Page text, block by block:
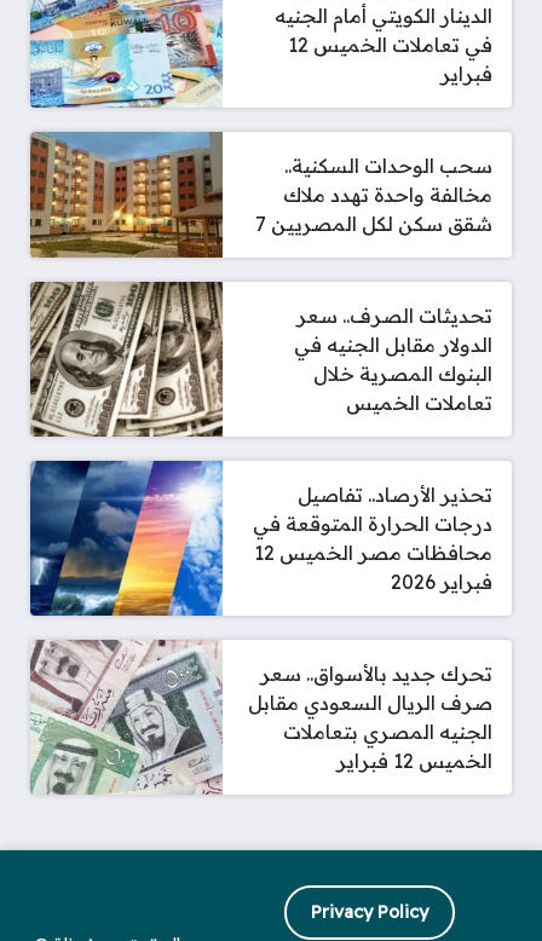
الدينار الكويتي أمام الجنيه
في تعاملات الخميس 12
فبراير
سحب الوحدات السكنية..
مخالفة واحدة تهدد ملاك
شقق سكن لكل المصريين 7
تحديثات الصرف.. سعر
الدولار مقابل الجنيه في
البنوك المصرية خلال
تعاملات الخميس
تحذير الأرصاد.. تفاصيل
درجات الحرارة المتوقعة في
محافظات مصر الخميس 12
فبراير 2026
تحرك جديد بالأسواق.. سعر
صرف الريال السعودي مقابل
الجنيه المصري بتعاملات
الخميس 12 فبراير
Privacy Policy